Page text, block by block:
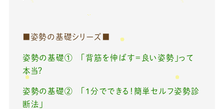
■姿勢の基礎シリーズ■
姿勢の基礎① 「背筋を伸ばす＝良い姿勢」って
本当？
姿勢の基礎② 「1分でできる！簡単セルフ姿勢診
断法」